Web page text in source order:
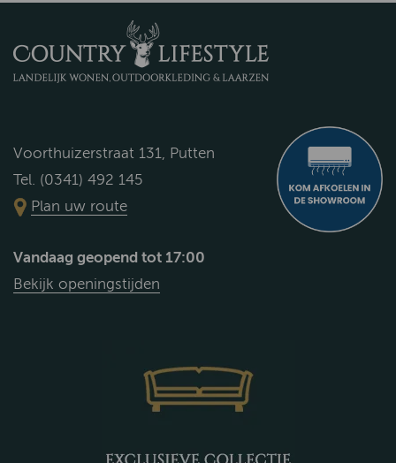
Voorthuizerstraat 131, Putten
Tel. (0341) 492 145
Plan uw route
Vandaag geopend tot 17:00
Bekijk openingstijden